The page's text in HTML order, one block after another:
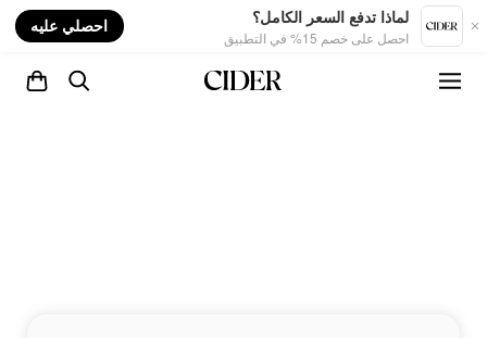
لماذا تدفع السعر الكامل؟
احصل على خصم 15% في التطبيق
احصلي عليه